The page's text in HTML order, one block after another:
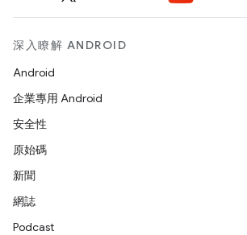
深入瞭解 ANDROID
Android
企業專用 Android
安全性
原始碼
新聞
網誌
Podcast